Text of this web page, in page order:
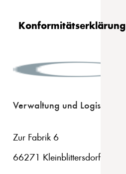
Konformitätserklärung
Verwaltung und Logistik
Zur Fabrik 6
66271 Kleinblittersdorf